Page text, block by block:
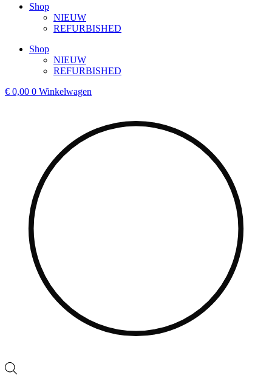
Shop
NIEUW
REFURBISHED
Shop
NIEUW
REFURBISHED
€ 0,00 0 Winkelwagen